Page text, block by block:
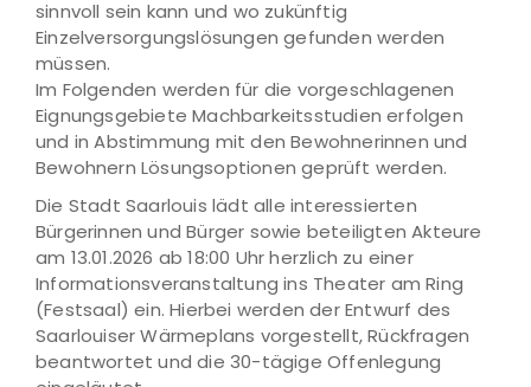
sinnvoll sein kann und wo zukünftig
Einzelversorgungslösungen gefunden werden
müssen.
Im Folgenden werden für die vorgeschlagenen
Eignungsgebiete Machbarkeitsstudien erfolgen
und in Abstimmung mit den Bewohnerinnen und
Bewohnern Lösungsoptionen geprüft werden.
Die Stadt Saarlouis lädt alle interessierten
Bürgerinnen und Bürger sowie beteiligten Akteure
am 13.01.2026 ab 18:00 Uhr herzlich zu einer
Informationsveranstaltung ins Theater am Ring
(Festsaal) ein. Hierbei werden der Entwurf des
Saarlouiser Wärmeplans vorgestellt, Rückfragen
beantwortet und die 30-tägige Offenlegung